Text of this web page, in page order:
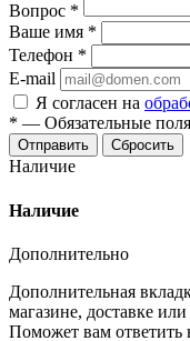
Вопрос *
Ваше имя *
Телефон *
E-mail
Я согласен на
* — Обязательные поля
Отправить Сбросить
Наличие
Наличие
Дополнительно
Дополнительная
магазине, доставке
Поможет вам ответить